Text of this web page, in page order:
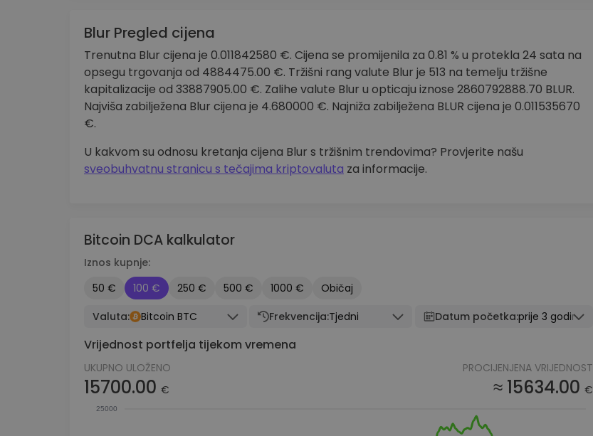
Blur Pregled cijena
Trenutna Blur cijena je 0.011842580 €. Cijena se promijenila za 0.81 % u protekla 24 sata na
opsegu trgovanja od 4884475.00 €. Tržišni rang valute Blur je 513 na temelju tržišne
kapitalizacije od 33887905.00 €. Zalihe valute Blur u opticaju iznose 2860792888.70 BLUR.
Najviša zabilježena Blur cijena je 4.680000 €. Najniža zabilježena BLUR cijena je 0.011535670
€.
U kakvom su odnosu kretanja cijena Blur s tržišnim trendovima? Provjerite našu
sveobuhvatnu stranicu s tečajima kriptovaluta za informacije.
Bitcoin DCA kalkulator
Iznos kupnje:
50 €
100 € 250 € 500 € 1000 €
Običaj
Valuta:
Bitcoin BTC Frekvencija:Tjedni Datum početka:prije 3 godine
Vrijednost portfelja tijekom vremena
UKUPNO ULOŽENO
15700.00 €
PROCIJENJENA VRIJEDNOST
≈ 15634.00 €
25000